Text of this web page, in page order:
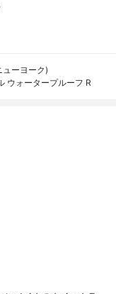
ューヨーク)
ウォータープルーフ R